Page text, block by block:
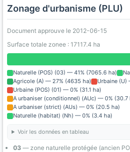
Zonage d'urbanisme (PLU)
Document approuve le 2012-06-15
Surface totale zonee : 17117.4 ha
Naturelle (POS) (03) — 41% (7065.6 ha)
Agricole (A) — 27% (4635 ha)
Urbaine (U)
Urbaine (POS) (01) — 0% (31.1 ha)
A urbaniser (conditionnel) (AUc) — 0% (30.7
A urbaniser (strict) (AUs) — 0% (20.5 ha)
Naturelle (habitat) (Nh) — 0% (3.4 ha)
Voir les données en tableau
03 — zone naturelle protégée (ancien